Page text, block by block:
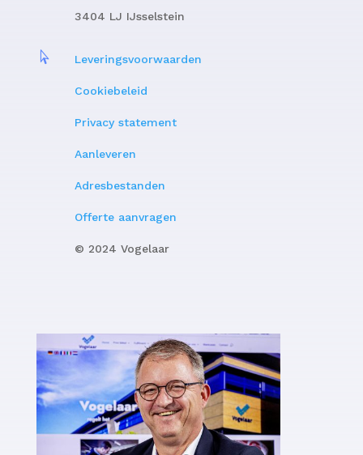
3404 LJ IJsselstein
 Leveringsvoorwaarden
Cookiebeleid
Privacy statement
Aanleveren
Adresbestanden
Offerte aanvragen
© 2024 Vogelaar